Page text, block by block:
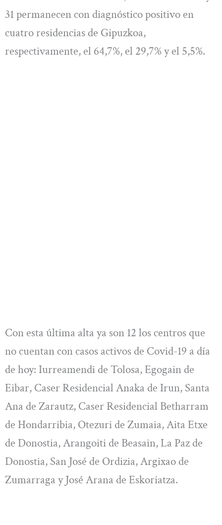
31 permanecen con diagnóstico positivo en
cuatro residencias de Gipuzkoa,
respectivamente, el 64,7%, el 29,7% y el 5,5%.
Con esta última alta ya son 12 los centros que
no cuentan con casos activos de Covid-19 a día
de hoy: Iurreamendi de Tolosa, Egogain de
Eibar, Caser Residencial Anaka de Irun, Santa
Ana de Zarautz, Caser Residencial Betharram
de Hondarribia, Otezuri de Zumaia, Aita Etxe
de Donostia, Arangoiti de Beasain, La Paz de
Donostia, San José de Ordizia, Argixao de
Zumarraga y José Arana de Eskoriatza.